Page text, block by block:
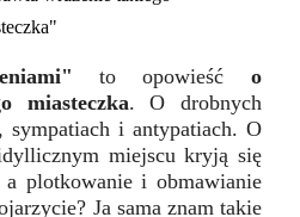
to opowieśćo
miasteczka. O drobnych
sympatiach i antypatiach. O
miejscu kryją się
a plotkowanie i obmawianie
Ja sama znam takie